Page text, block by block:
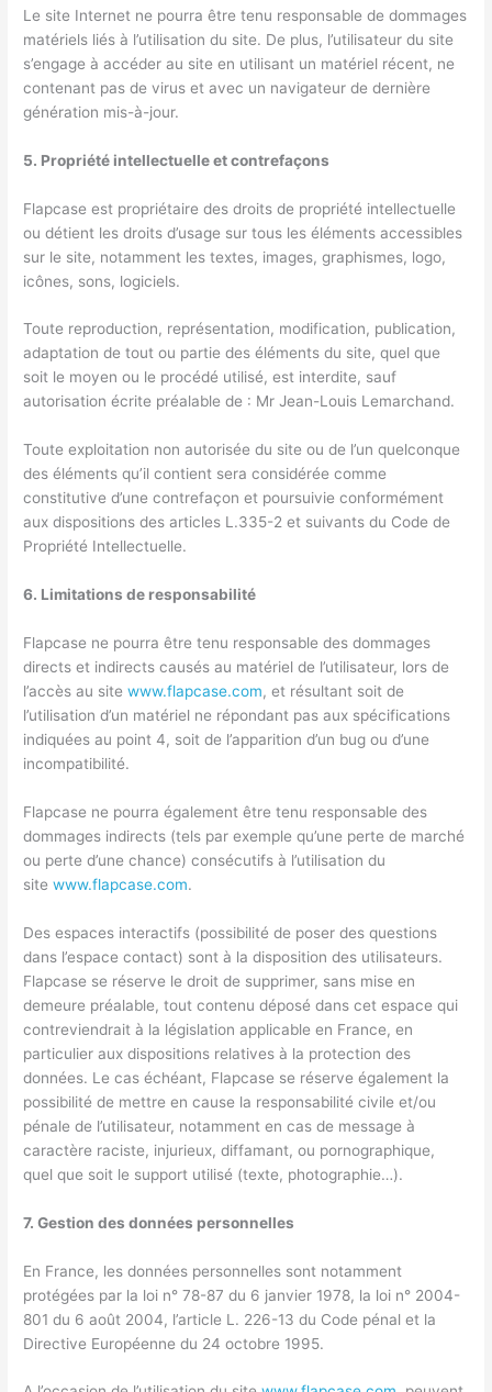
Le site Internet ne pourra être tenu responsable de dommages
matériels liés à l’utilisation du site. De plus, l’utilisateur du site
s’engage à accéder au site en utilisant un matériel récent, ne
contenant pas de virus et avec un navigateur de dernière
génération mis-à-jour.
5. Propriété intellectuelle et contrefaçons
Flapcase est propriétaire des droits de propriété intellectuelle
ou détient les droits d’usage sur tous les éléments accessibles
sur le site, notamment les textes, images, graphismes, logo,
icônes, sons, logiciels.
Toute reproduction, représentation, modification, publication,
adaptation de tout ou partie des éléments du site, quel que
soit le moyen ou le procédé utilisé, est interdite, sauf
autorisation écrite préalable de : Mr Jean-Louis Lemarchand.
Toute exploitation non autorisée du site ou de l’un quelconque
des éléments qu’il contient sera considérée comme
constitutive d’une contrefaçon et poursuivie conformément
aux dispositions des articles L.335-2 et suivants du Code de
Propriété Intellectuelle.
6. Limitations de responsabilité
Flapcase ne pourra être tenu responsable des dommages
directs et indirects causés au matériel de l’utilisateur, lors de
l’accès au sitewww.flapcase.com, et résultant soit de
l’utilisation d’un matériel ne répondant pas aux spécifications
indiquées au point 4, soit de l’apparition d’un bug ou d’une
incompatibilité.
Flapcase ne pourra également être tenu responsable des
dommages indirects (tels par exemple qu’une perte de marché
ou perte d’une chance) consécutifs à l’utilisation du
sitewww.flapcase.com.
Des espaces interactifs (possibilité de poser des questions
dans l’espace contact) sont à la disposition des utilisateurs.
Flapcase se réserve le droit de supprimer, sans mise en
demeure préalable, tout contenu déposé dans cet espace qui
contreviendrait à la législation applicable en France, en
particulier aux dispositions relatives à la protection des
données. Le cas échéant, Flapcase se réserve également la
possibilité de mettre en cause la responsabilité civile et/ou
pénale de l’utilisateur, notamment en cas de message à
caractère raciste, injurieux, diffamant, ou pornographique,
quel que soit le support utilisé (texte, photographie…).
7. Gestion des données personnelles
En France, les données personnelles sont notamment
protégées par la loi n° 78-87 du 6 janvier 1978, la loi n° 2004-
801 du 6 août 2004, l’article L. 226-13 du Code pénal et la
Directive Européenne du 24 octobre 1995.